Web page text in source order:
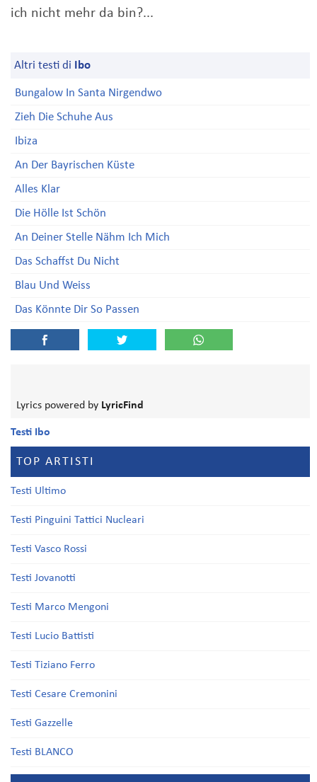
ich nicht mehr da bin?...
Altri testi di Ibo
Bungalow In Santa Nirgendwo
Zieh Die Schuhe Aus
Ibiza
An Der Bayrischen Küste
Alles Klar
Die Hölle Ist Schön
An Deiner Stelle Nähm Ich Mich
Das Schaffst Du Nicht
Blau Und Weiss
Das Könnte Dir So Passen
Lyrics powered by LyricFind
Testi Ibo
TOP ARTISTI
Testi Ultimo
Testi Pinguini Tattici Nucleari
Testi Vasco Rossi
Testi Jovanotti
Testi Marco Mengoni
Testi Lucio Battisti
Testi Tiziano Ferro
Testi Cesare Cremonini
Testi Gazzelle
Testi BLANCO